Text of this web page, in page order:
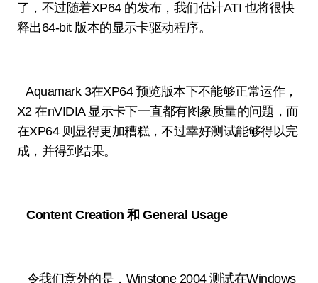
了，不过随着XP64 的发布，我们估计ATI 也将很快
释出64-bit 版本的显示卡驱动程序。
Aquamark 3在XP64 预览版本下不能够正常运作，
X2 在nVIDIA 显示卡下一直都有图象质量的问题，而
在XP64 则显得更加糟糕，不过幸好测试能够得以完
成，并得到结果。
Content Creation 和 General Usage
令我们意外的是， Winstone 2004 测试在Windows